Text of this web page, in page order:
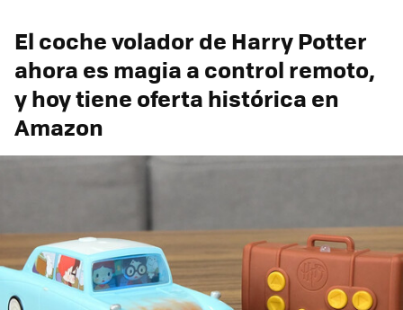
El coche volador de Harry Potter
ahora es magia a control remoto,
y hoy tiene oferta histórica en
Amazon